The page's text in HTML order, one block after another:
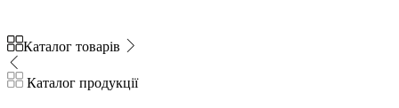
Каталог товарів
Каталог продукції